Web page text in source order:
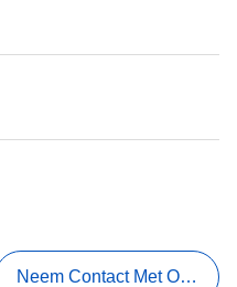
Neem Contact Met Ons Op